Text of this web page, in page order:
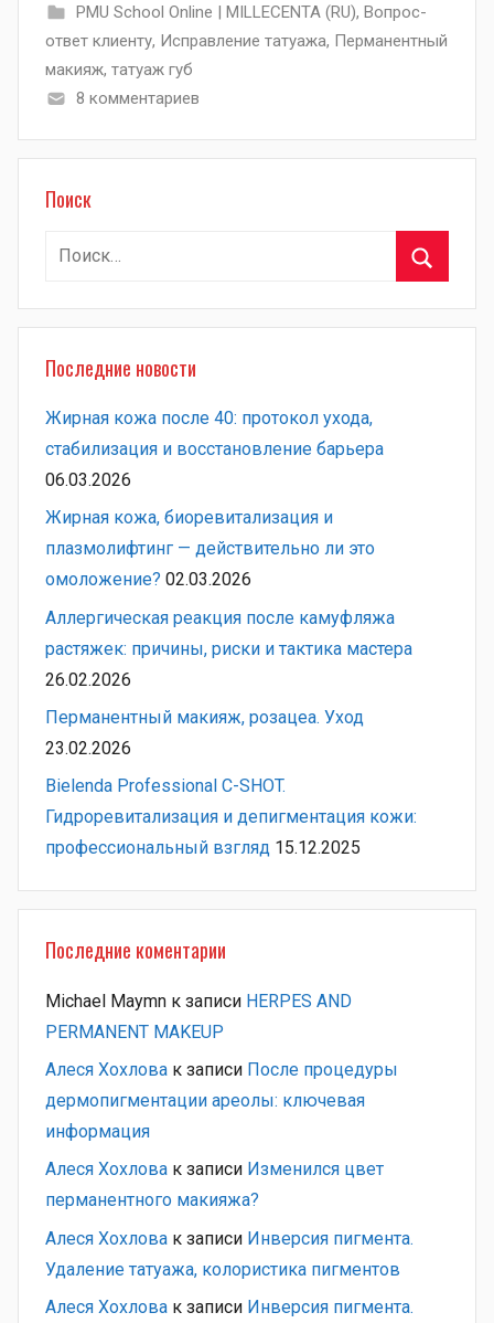
PMU School Online | MILLECENTA (RU), Вопрос-
ответ клиенту, Исправление татуажа, Перманентный
макияж, татуаж губ
8 комментариев
Поиск
Найти:
Последние новости
Жирная кожа после 40: протокол ухода,
стабилизация и восстановление барьера
06.03.2026
Жирная кожа, биоревитализация и
плазмолифтинг — действительно ли это
омоложение? 02.03.2026
Аллергическая реакция после камуфляжа
растяжек: причины, риски и тактика мастера
26.02.2026
Перманентный макияж, розацеа. Уход
23.02.2026
Bielenda Professional C-SHOT.
Гидроревитализация и депигментация кожи:
профессиональный взгляд 15.12.2025
Последние коментарии
Michael Maymn к записи HERPES AND
PERMANENT MAKEUP
Алеся Хохлова к записи После процедуры
дермопигментации ареолы: ключевая
информация
Алеся Хохлова к записи Изменился цвет
перманентного макияжа?
Алеся Хохлова к записи Инверсия пигмента.
Удаление татуажа, колористика пигментов
Алеся Хохлова к записи Инверсия пигмента.